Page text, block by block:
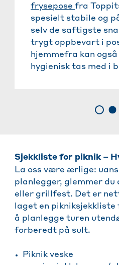
frysepose fra
spesielt stabile og
selv de saftigste
trygt oppbevart i
hjemmefra kan
hygienisk tas med i
Sjekkliste for piknik –
La oss være ærlige:
planlegger, glemmer du
eller grillfest. Det er
laget en pikniksjekkliste
å planlegge turen
forberedt på sult.
Piknik veske